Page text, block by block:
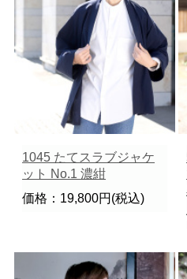
1045 たてスラブジャケ
ット No.1 濃紺
価格：19,800円(税込)